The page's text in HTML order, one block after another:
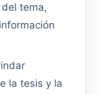
tema,
la tesis y la